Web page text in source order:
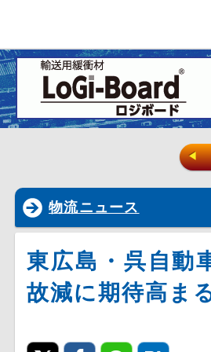
◀
物流ニュース
東広島・呉自動
故減に期待高ま